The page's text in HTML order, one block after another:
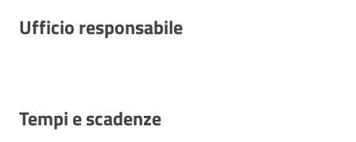
Ufficio responsabile
Tempi e scadenze